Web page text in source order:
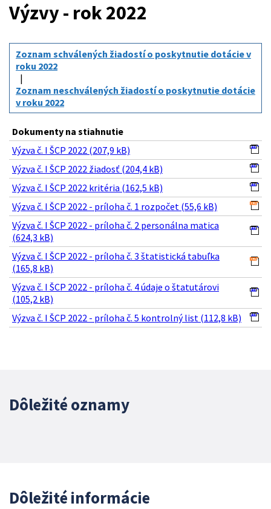
Výzvy - rok 2022
Zoznam schválených žiadostí o poskytnutie dotácie v
roku 2022
Zoznam neschválených žiadostí o poskytnutie dotácie
v roku 2022
Dokumenty na stiahnutie
Výzva č. I ŠCP 2022 (207,9 kB)
Výzva č. I ŠCP 2022 žiadosť (204,4 kB)
Výzva č. I ŠCP 2022 kritéria (162,5 kB)
Výzva č. I ŠCP 2022 - príloha č. 1 rozpočet (55,6 kB)
Výzva č. I ŠCP 2022 - príloha č. 2 personálna matica
(624,3 kB)
Výzva č. I ŠCP 2022 - príloha č. 3 štatistická tabuľka
(165,8 kB)
Výzva č. I ŠCP 2022 - príloha č. 4 údaje o štatutárovi
(105,2 kB)
Výzva č. I ŠCP 2022 - príloha č. 5 kontrolný list (112,8 kB)
Dôležité oznamy
Dôležité informácie